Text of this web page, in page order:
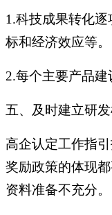
1.科技成果转化
标和经济效应等。
2.每个主要产品
五、及时建立研
高企认定工作指
奖励政策的体现
资料准备不充分。